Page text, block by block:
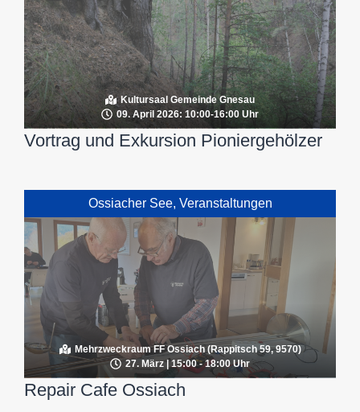
Kultursaal Gemeinde Gnesau
09. April 2026: 10:00-16:00 Uhr
Vortrag und Exkursion Pioniergehölzer
Ossiacher See, Veranstaltungen
Mehrzweckraum FF Ossiach (Rappitsch 59, 9570)
27. März | 15:00 - 18:00 Uhr
Repair Cafe Ossiach